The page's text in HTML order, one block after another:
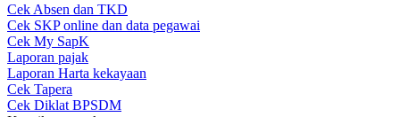
Cek Absen dan TKD
Cek SKP online dan data pegawai
Cek My SapK
Laporan pajak
Laporan Harta kekayaan
Cek Tapera
Cek Diklat BPSDM